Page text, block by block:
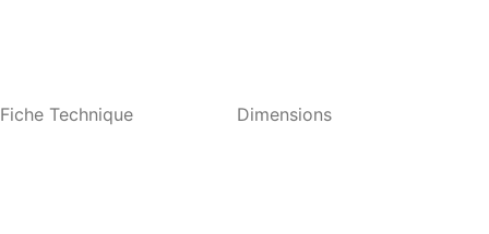
Fiche Technique Dimensions